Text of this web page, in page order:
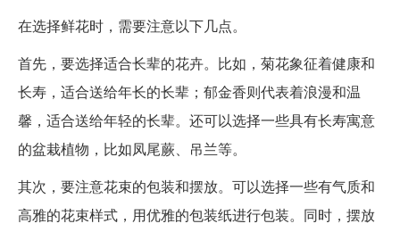
在选择鲜花时，需要注意以下几点。
首先，要选择适合长辈的花卉。比如，菊花象征着健康和
长寿，适合送给年长的长辈；郁金香则代表着浪漫和温
馨，适合送给年轻的长辈。还可以选择一些具有长寿寓意
的盆栽植物，比如凤尾蕨、吊兰等。
其次，要注意花束的包装和摆放。可以选择一些有气质和
高雅的花束样式，用优雅的包装纸进行包装。同时，摆放